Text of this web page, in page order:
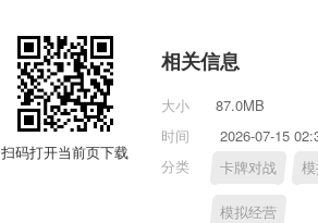
扫码打开当前页下载
相关信息
大小
87.0MB
时间
2026-07-15
分类
卡牌对战
模拟经营